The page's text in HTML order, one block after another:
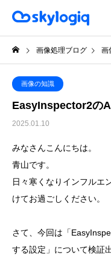
画像処理ブログ 画
画像の知識
EasyInspector2の
2025.01.10
みなさんこんにちは。
青山です。
日々寒くなりインフルエ
けてお過ごしください。
さて、今回は「
する設定」について検証